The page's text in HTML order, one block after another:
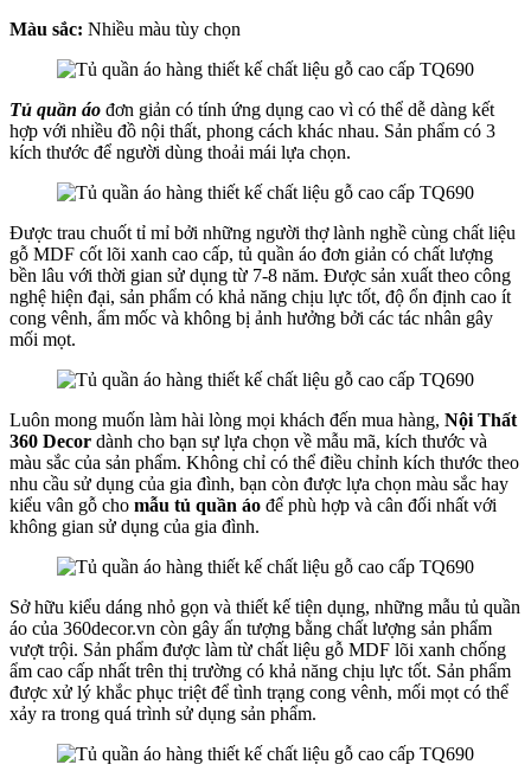
Màu sắc: Nhiều màu tùy chọn
Tủ quần áo đơn giản có tính ứng dụng cao vì có thể dễ dàng kết
hợp với nhiều đồ nội thất, phong cách khác nhau. Sản phẩm có 3
kích thước để người dùng thoải mái lựa chọn.
Được trau chuốt tỉ mỉ bởi những người thợ lành nghề cùng chất liệu
gỗ MDF cốt lõi xanh cao cấp, tủ quần áo đơn giản có chất lượng
bền lâu với thời gian sử dụng từ 7-8 năm. Được sản xuất theo công
nghệ hiện đại, sản phẩm có khả năng chịu lực tốt, độ ổn định cao ít
cong vênh, ẩm mốc và không bị ảnh hưởng bởi các tác nhân gây
mối mọt.
Luôn mong muốn làm hài lòng mọi khách đến mua hàng, Nội Thất
360 Decor dành cho bạn sự lựa chọn về mẫu mã, kích thước và
màu sắc của sản phẩm. Không chỉ có thể điều chỉnh kích thước theo
nhu cầu sử dụng của gia đình, bạn còn được lựa chọn màu sắc hay
kiểu vân gỗ cho mẫu tủ quần áo để phù hợp và cân đối nhất với
không gian sử dụng của gia đình.
Sở hữu kiểu dáng nhỏ gọn và thiết kế tiện dụng, những mẫu tủ quần
áo của 360decor.vn còn gây ấn tượng bằng chất lượng sản phẩm
vượt trội. Sản phẩm được làm từ chất liệu gỗ MDF lõi xanh chống
ẩm cao cấp nhất trên thị trường có khả năng chịu lực tốt. Sản phẩm
được xử lý khắc phục triệt để tình trạng cong vênh, mối mọt có thể
xảy ra trong quá trình sử dụng sản phẩm.